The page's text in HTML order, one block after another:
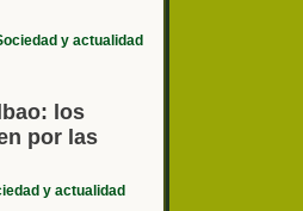
y actualidad
los
por las
y actualidad